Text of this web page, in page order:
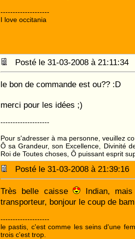
--------------------
I love occitania
Posté le 31-03-2008 à
le bon de commande est ou?? :D
merci pour les idées ;)
--------------------
Pour s'adresser à ma personne, veuillez
Ô sa Grandeur, son Excellence, Divinité
Roi de Toutes choses, Ô puissant esprit
Posté le 31-03-2008 à
Très belle caisse
Indian,
transporteur, bonjour le coup de
--------------------
le pastis, c'est comme les seins d'une
trois c'est trop.